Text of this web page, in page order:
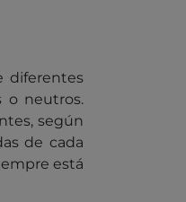
diferentes
o neutros.
según
de cada
está